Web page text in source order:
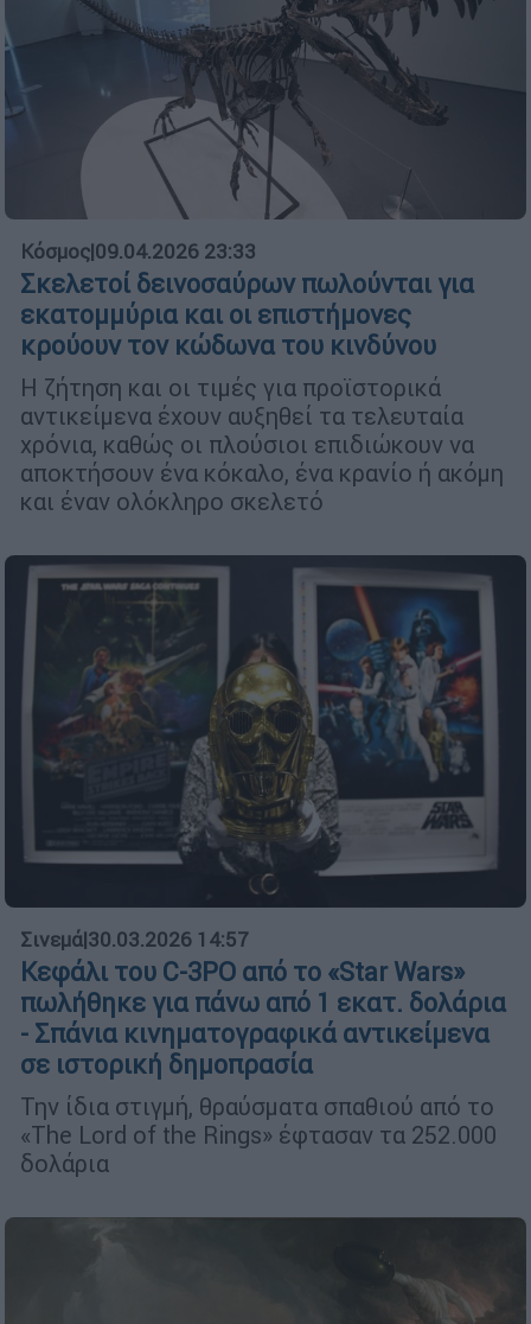
Κόσμος|09.04.2026 23:33
Σκελετοί δεινοσαύρων πωλούνται για
εκατομμύρια και οι επιστήμονες
κρούουν τον κώδωνα του κινδύνου
Η ζήτηση και οι τιμές για προϊστορικά
αντικείμενα έχουν αυξηθεί τα τελευταία
χρόνια, καθώς οι πλούσιοι επιδιώκουν να
αποκτήσουν ένα κόκαλο, ένα κρανίο ή ακόμη
και έναν ολόκληρο σκελετό
Σινεμά|30.03.2026 14:57
Κεφάλι του C-3PO από το «Star Wars»
πωλήθηκε για πάνω από 1 εκατ. δολάρια
- Σπάνια κινηματογραφικά αντικείμενα
σε ιστορική δημοπρασία
Την ίδια στιγμή, θραύσματα σπαθιού από το
«The Lord of the Rings» έφτασαν τα 252.000
δολάρια